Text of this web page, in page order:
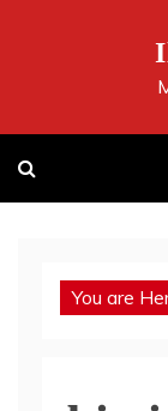
You are